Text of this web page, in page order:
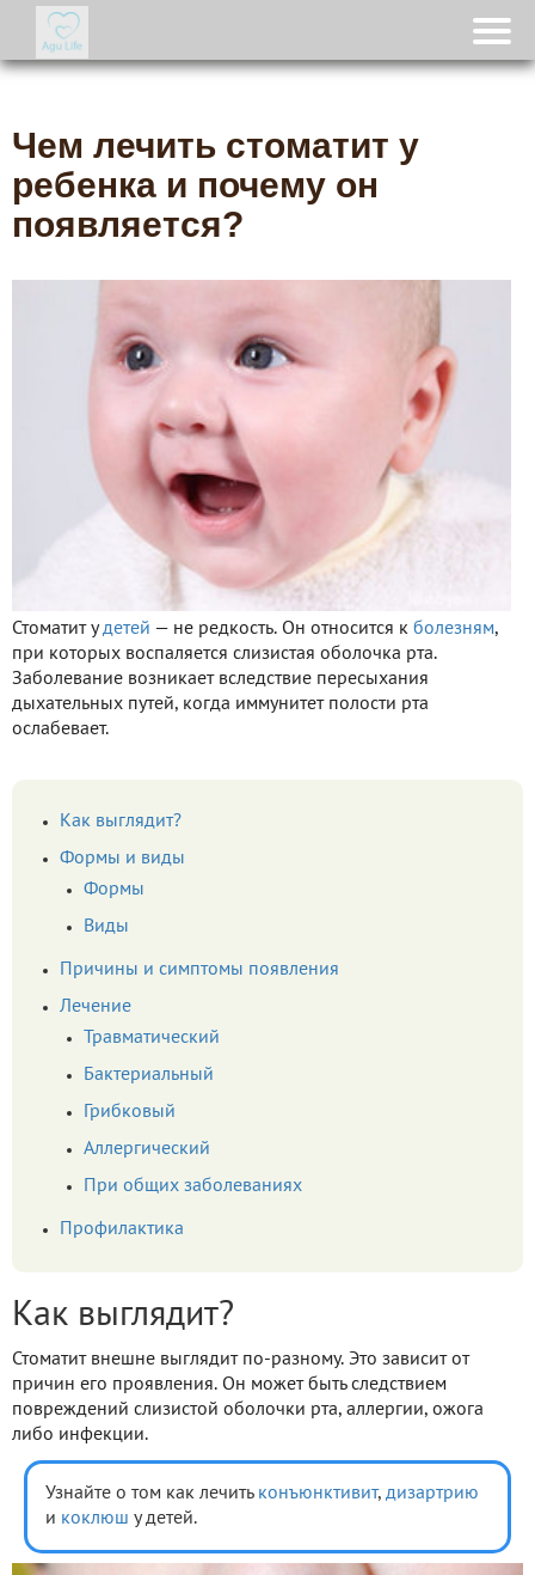
Чем лечить стоматит у
ребенка и почему он
появляется?
Стоматит удетей — не редкость. Он относится к болезням,
при которых воспаляется слизистая оболочка рта.
Заболевание возникает вследствие пересыхания
дыхательных путей, когда иммунитет полости рта
ослабевает.
Как выглядит?
Формы и виды
Формы
Виды
Причины и симптомы появления
Лечение
Травматический
Бактериальный
Грибковый
Аллергический
При общих заболеваниях
Профилактика
Как выглядит?
Стоматит внешне выглядит по-разному. Это зависит от
причин его проявления. Он может быть следствием
повреждений слизистой оболочки рта, аллергии, ожога
либо инфекции.
Узнайте о том как лечить конъюнктивит, дизартрию
и коклюш у детей.